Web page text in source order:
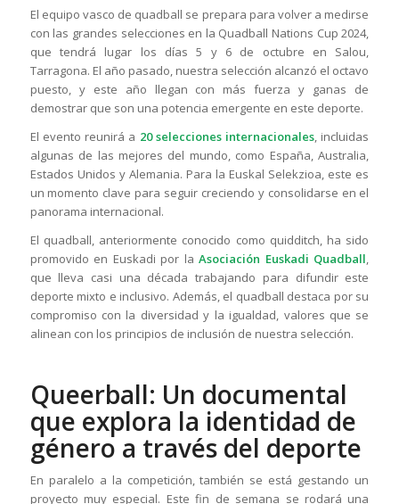
El equipo vasco de quadball se prepara para volver a medirse
con las grandes selecciones en la Quadball Nations Cup 2024,
que tendrá lugar los días 5 y 6 de octubre en Salou,
Tarragona. El año pasado, nuestra selección alcanzó el octavo
puesto, y este año llegan con más fuerza y ganas de
demostrar que son una potencia emergente en este deporte.
El evento reunirá a 20 selecciones internacionales, incluidas
algunas de las mejores del mundo, como España, Australia,
Estados Unidos y Alemania. Para la Euskal Selekzioa, este es
un momento clave para seguir creciendo y consolidarse en el
panorama internacional.
El quadball, anteriormente conocido como quidditch, ha sido
promovido en Euskadi por laAsociación Euskadi Quadball,
que lleva casi una década trabajando para difundir este
deporte mixto e inclusivo. Además, el quadball destaca por su
compromiso con la diversidad y la igualdad, valores que se
alinean con los principios de inclusión de nuestra selección.
Queerball: Un documental
que explora la identidad de
género a través del deporte
En paralelo a la competición, también se está gestando un
proyecto muy especial. Este fin de semana se rodará una